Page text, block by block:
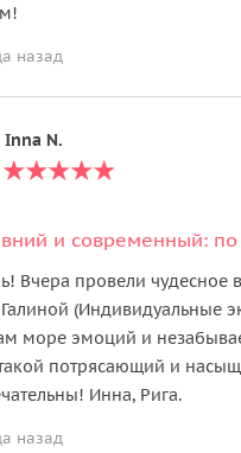
назад
Inna N.
Вчера провели чудесное
(Индивидуальные
море эмоций и
потрясающий и
Инна, Рига.
назад